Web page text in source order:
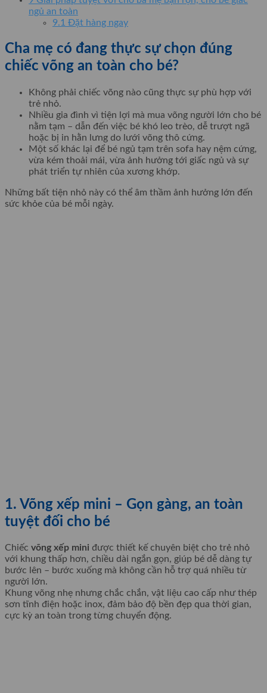
ngủ an toàn
9.1 Đặt hàng ngay
Cha mẹ có đang thực sự chọn đúng
chiếc võng an toàn cho bé?
Không phải chiếc võng nào cũng thực sự phù hợp với
trẻ nhỏ.
Nhiều gia đình vì tiện lợi mà mua võng người lớn cho bé
nằm tạm – dẫn đến việc bé khó leo trèo, dễ trượt ngã
hoặc bị in hằn lưng do lưới võng thô cứng.
Một số khác lại để bé ngủ tạm trên sofa hay nệm cứng,
vừa kém thoải mái, vừa ảnh hưởng tới giấc ngủ và sự
phát triển tự nhiên của xương khớp.
Những bất tiện nhỏ này có thể âm thầm ảnh hưởng lớn đến
sức khỏe của bé mỗi ngày.
1. Võng xếp mini – Gọn gàng, an toàn
tuyệt đối cho bé
Chiếc võng xếp mini được thiết kế chuyên biệt cho trẻ nhỏ
với khung thấp hơn, chiều dài ngắn gọn, giúp bé dễ dàng tự
bước lên – bước xuống mà không cần hỗ trợ quá nhiều từ
người lớn.
Khung võng nhẹ nhưng chắc chắn, vật liệu cao cấp như thép
sơn tĩnh điện hoặc inox, đảm bảo độ bền đẹp qua thời gian,
cực kỳ an toàn trong từng chuyển động.